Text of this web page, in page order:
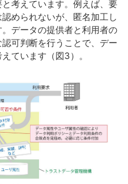
考えています。例えば、要
められないが、匿名加工し
データの提供者と利用者の
可判断を行うことで、デー
ています（図3）。